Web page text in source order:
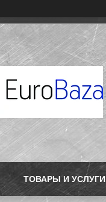
ТОВАРЫ И УСЛУГИ